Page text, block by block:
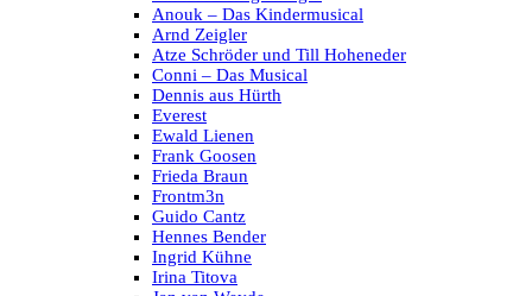
Anouk – Das Kindermusical
Arnd Zeigler
Atze Schröder und Till Hoheneder
Conni – Das Musical
Dennis aus Hürth
Everest
Ewald Lienen
Frank Goosen
Frieda Braun
Frontm3n
Guido Cantz
Hennes Bender
Ingrid Kühne
Irina Titova